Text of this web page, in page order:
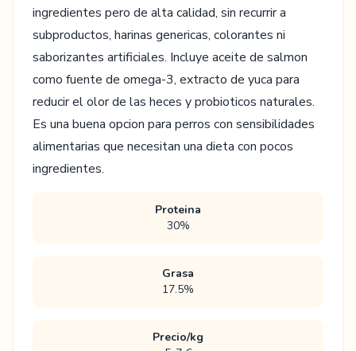
ingredientes pero de alta calidad, sin recurrir a
subproductos, harinas genericas, colorantes ni
saborizantes artificiales. Incluye aceite de salmon
como fuente de omega-3, extracto de yuca para
reducir el olor de las heces y probioticos naturales.
Es una buena opcion para perros con sensibilidades
alimentarias que necesitan una dieta con pocos
ingredientes.
Proteina
30%
Grasa
17.5%
Precio/kg